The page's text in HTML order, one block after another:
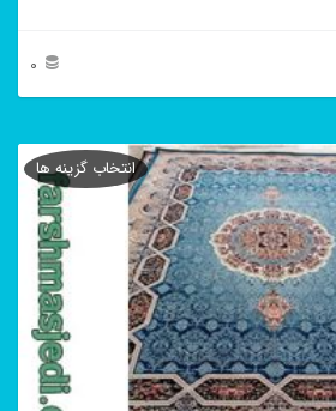
0
انتخاب گزینه ها